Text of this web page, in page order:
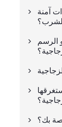

آمنة

الرسم


 بك؟